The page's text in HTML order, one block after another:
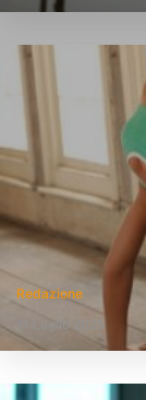
Redazione
11 Luglio 2025